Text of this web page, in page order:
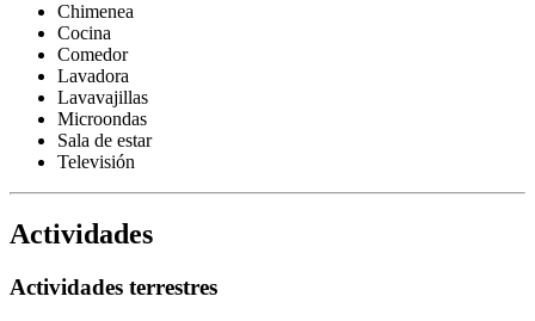
Chimenea
Cocina
Comedor
Lavadora
Lavavajillas
Microondas
Sala de estar
Televisión
Actividades
Actividades terrestres